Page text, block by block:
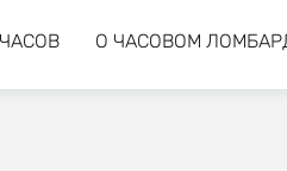
О ЧАСОВОМ